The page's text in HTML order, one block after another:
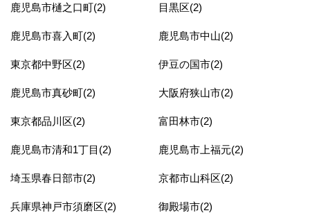
鹿児島市樋之口町(2) 目黒区(2)
鹿児島市喜入町(2) 鹿児島市中山(2)
東京都中野区(2) 伊豆の国市(2)
鹿児島市真砂町(2) 大阪府狭山市(2)
東京都品川区(2) 富田林市(2)
鹿児島市清和1丁目(2) 鹿児島市上福元(2)
埼玉県春日部市(2) 京都市山科区(2)
兵庫県神戸市須磨区(2) 御殿場市(2)